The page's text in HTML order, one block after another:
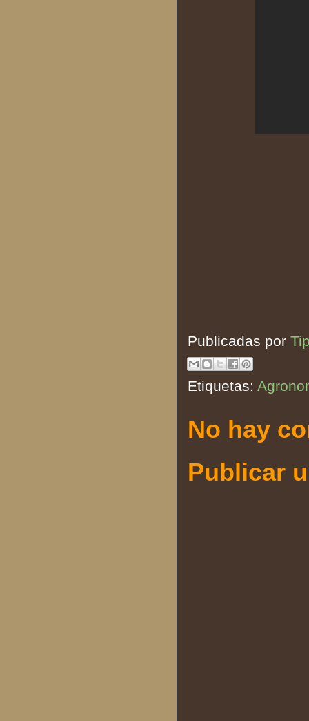
Publicadas por
Etiquetas:
No hay
Publicar